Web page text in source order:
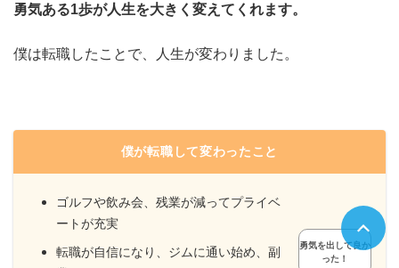
勇気ある1歩が人生を大きく変えてくれます。
僕は転職したことで、人生が変わりました。
僕が転職して変わったこと
ゴルフや飲み会、残業が減ってプライベ
ートが充実
転職が自信になり、ジムに通い始め、副
勇気を出して良か
った！